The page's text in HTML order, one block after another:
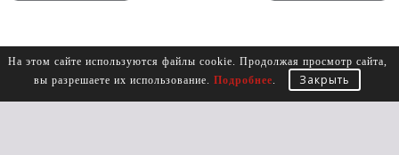
На этом сайте используются файлы cookie. Продолжая просмотр сайта,
вы разрешаете их использование. Подробнее. Закрыть